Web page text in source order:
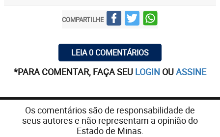
COMPARTILHE
LEIA 0 COMENTÁRIOS
*PARA COMENTAR, FAÇA SEU LOGIN OUASSINE
Os comentários são de responsabilidade de
seus autores e não representam a opinião do
Estado de Minas.